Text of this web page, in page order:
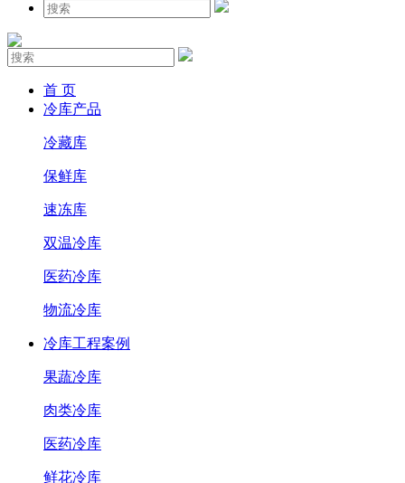
首 页
冷库产品
冷藏库
保鲜库
速冻库
双温冷库
医药冷库
物流冷库
冷库工程案例
果蔬冷库
肉类冷库
医药冷库
鲜花冷库